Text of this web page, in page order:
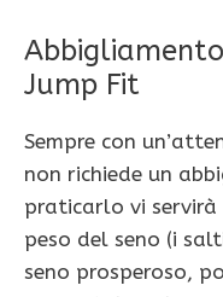
Jump Fit
Sempre con
non richiede un
praticarlo vi servirà
peso del seno (i
seno prosperoso,